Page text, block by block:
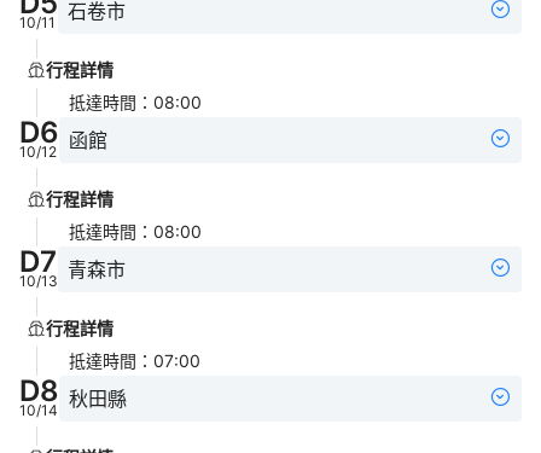
10/11 石卷市
行程詳情
抵達時間 ： 08:00
D6
10/12 函館
行程詳情
抵達時間 ： 08:00
D7
10/13 青森市
行程詳情
抵達時間 ： 07:00
D8
10/14 秋田縣